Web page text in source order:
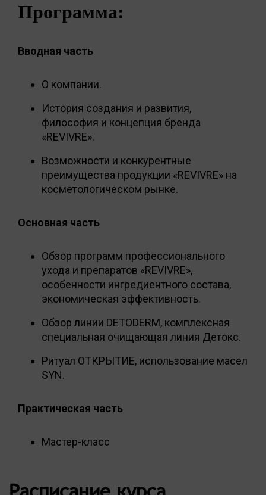
Программа:
Вводная часть
О компании.
История создания и развития,
философия и концепция бренда
«REVIVRE».
Возможности и конкурентные
преимущества продукции «REVIVRE» на
косметологическом рынке.
Основная часть
Обзор программ профессионального
ухода и препаратов «REVIVRE»,
особенности ингредиентного состава,
экономическая эффективность.
Обзор линии DETODERM, комплексная
специальная очищающая линия Детокс.
Ритуал ОТКРЫТИЕ, использование масел
SYN.
Практическая часть
Мастер-класс